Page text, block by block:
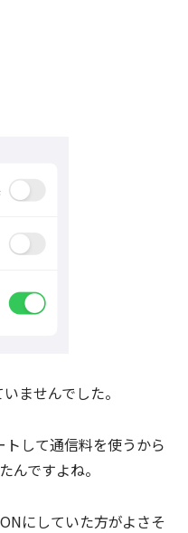
ませんでした。
して通信料を使うから
んですよね。
にしていた方がよさそ